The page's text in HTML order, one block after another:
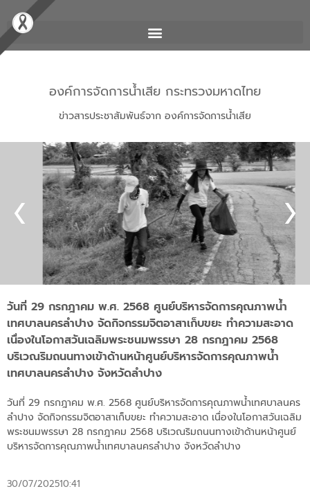
องค์การจัดการน้ำเสีย กระทรวงมหาดไทย
ข่าวสารประชาสัมพันธ์จาก องค์การจัดการน้ำเสีย
วันที่ 29 กรกฎาคม พ.ศ. 2568 ศูนย์บริหารจัดการคุณภาพน้ำ
เทศบาลนครลำปาง จัดกิจกรรมจิตอาสาเก็บขยะ ทำความสะอาด
เนื่องในโอกาสวันเฉลิมพระชนมพรรษา 28 กรกฎาคม 2568
บริเวณริมถนนทางเข้าด้านหน้าศูนย์บริหารจัดการคุณภาพน้ำ
เทศบาลนครลำปาง จังหวัดลำปาง
วันที่ 29 กรกฎาคม พ.ศ. 2568 ศูนย์บริหารจัดการคุณภาพน้ำเทศบาลนคร
ลำปาง จัดกิจกรรมจิตอาสาเก็บขยะ ทำความสะอาด เนื่องในโอกาสวันเฉลิม
พระชนมพรรษา 28 กรกฎาคม 2568 บริเวณริมถนนทางเข้าด้านหน้าศูนย์
บริหารจัดการคุณภาพน้ำเทศบาลนครลำปาง จังหวัดลำปาง
30/07/202510:41